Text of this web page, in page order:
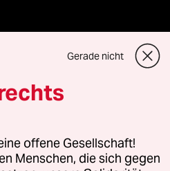
GmbH
Fragen oder für Genehmigungen
Gerade nicht
offene Gesellschaft!
Menschen, die sich gegen